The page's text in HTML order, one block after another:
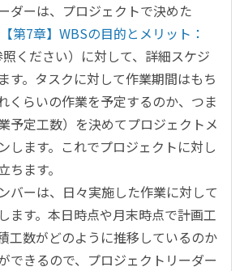
ダーは、プロジェクトで決めた
【第7章】WBSの目的とメリット：
照ください）に対して、詳細スケジ
す。タスクに対して作業期間はもち
くらいの作業を予定するのか、つま
予定工数）を決めてプロジェクトメ
します。これでプロジェクトに対し
ちます。
バーは、日々実施した作業に対して
ます。本日時点や月末時点で計画工
工数がどのように推移しているのか
できるので、プロジェクトリーダー